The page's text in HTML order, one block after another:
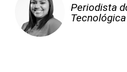
Periodista